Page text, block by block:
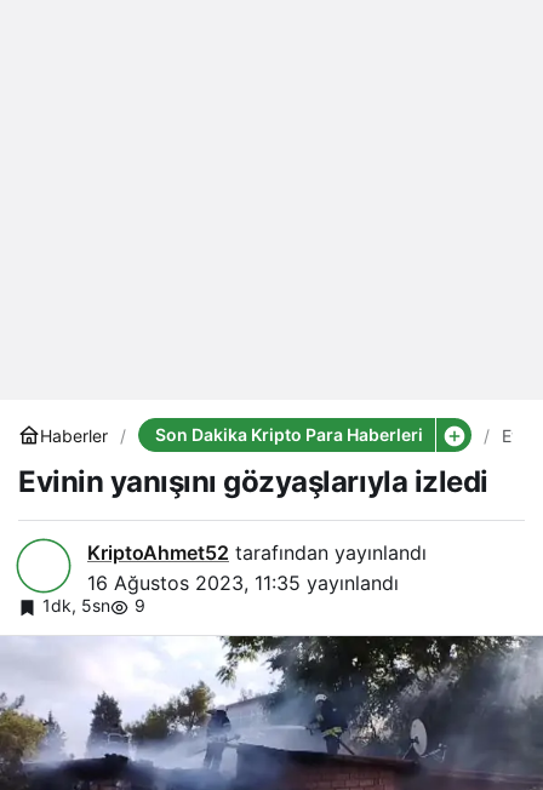
Haberler Son Dakika Kripto Para Haberleri
Evinin yanışını gözyaşlarıyla izledi
KriptoAhmet52 tarafından yayınlandı
16 Ağustos 2023, 11:35 yayınlandı
1dk, 5sn 9